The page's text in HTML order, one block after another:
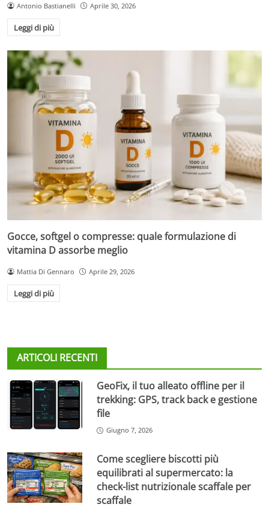
Antonio Bastianelli Aprile 30, 2026
Leggi di più
Gocce, softgel o compresse: quale formulazione di
vitamina D assorbe meglio
Mattia Di Gennaro Aprile 29, 2026
Leggi di più
ARTICOLI RECENTI
GeoFix, il tuo alleato offline per il
trekking: GPS, track back e gestione
file
Giugno 7, 2026
Come scegliere biscotti più
equilibrati al supermercato: la
check-list nutrizionale scaffale per
scaffale